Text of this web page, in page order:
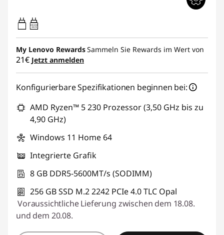
65W-65W
USB PD
My Lenovo RewardsSammeln Sie Rewards im Wert von
21€ Jetzt anmelden
Konfigurierbare Spezifikationen beginnen bei:
AMD Ryzen™ 5 230 Prozessor (3,50 GHz bis zu
4,90 GHz)
Windows 11 Home 64
Integrierte Grafik
8 GB DDR5-5600MT/s (SODIMM)
256 GB SSD M.2 2242 PCIe 4.0 TLC Opal
Voraussichtliche Lieferung zwischen dem 18.08.
und dem 20.08.